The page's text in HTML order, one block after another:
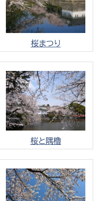
桜まつり
桜と隅櫓